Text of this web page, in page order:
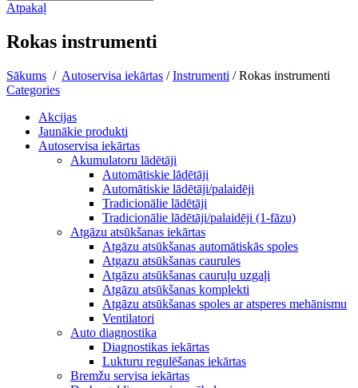
Atpakaļ
Rokas instrumenti
Sākums / Autoservisa iekārtas /Instrumenti /Rokas instrumenti
Categories
Akcijas
Jaunākie produkti
Autoservisa iekārtas
Akumulatoru lādētāji
Automātiskie lādētāji
Automātiskie lādētāji/palaidēji
Tradicionālie lādētāji
Tradicionālie lādētāji/palaidēji (1-fāzu)
Atgāzu atsūkšanas iekārtas
Atgāzu atsūkšanas automātiskās spoles
Atgazu atsūkšanas caurules
Atgāzu atsūkšanas cauruļu uzgaļi
Atgāzu atsūkšanas komplekti
Atgāzu atsūkšanas spoles ar atsperes mehānismu
Ventilatori
Auto diagnostika
Diagnostikas iekārtas
Lukturu regulēšanas iekārtas
Bremžu servisa iekārtas